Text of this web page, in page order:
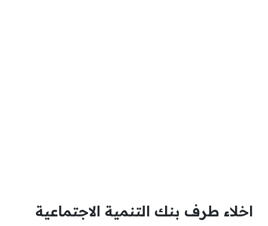
اخلاء طرف بنك التنمية الاجتماعية